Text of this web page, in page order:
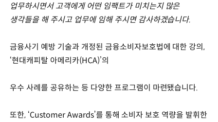
업무하시면서 고객에게 어떤 임팩트가 미치는지 많은
생각들을 해 주시고 업무에 임해 주시면 감사하겠습니다.
금융사기 예방 기술과 개정된 금융소비자보호법에 대한 강의,
‘현대캐피탈 아메리카(HCA)’의
우수 사례를 공유하는 등 다양한 프로그램이 마련됐습니다.
또한, ‘Customer Awards’를 통해 소비자 보호 역량을 발휘한